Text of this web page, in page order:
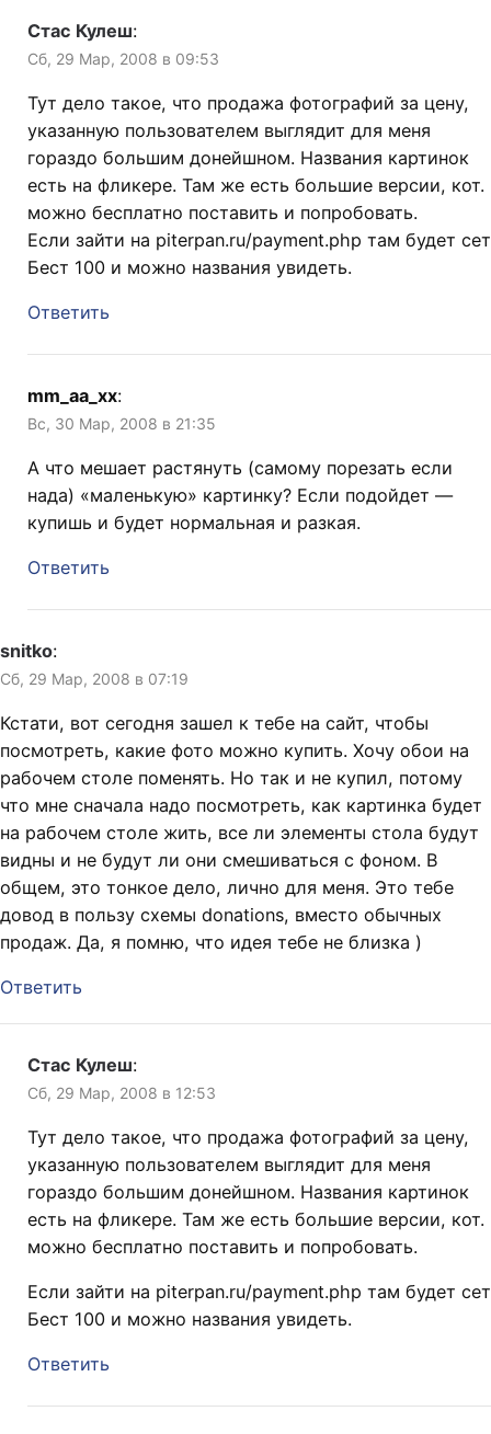
Стас Кулеш:
Сб, 29 Мар, 2008 в 09:53
Тут дело такое, что продажа фотографий за цену,
указанную пользователем выглядит для меня
гораздо большим донейшном. Названия картинок
есть на фликере. Там же есть большие версии, кот.
можно бесплатно поставить и попробовать.
Если зайти на piterpan.ru/payment.php там будет сет
Бест 100 и можно названия увидеть.
Ответить
mm_aa_xx:
Вс, 30 Мар, 2008 в 21:35
А что мешает растянуть (самому порезать если
нада) «маленькую» картинку? Если подойдет —
купишь и будет нормальная и разкая.
Ответить
snitko:
Сб, 29 Мар, 2008 в 07:19
Кстати, вот сегодня зашел к тебе на сайт, чтобы
посмотреть, какие фото можно купить. Хочу обои на
рабочем столе поменять. Но так и не купил, потому
что мне сначала надо посмотреть, как картинка будет
на рабочем столе жить, все ли элементы стола будут
видны и не будут ли они смешиваться с фоном. В
общем, это тонкое дело, лично для меня. Это тебе
довод в пользу схемы donations, вместо обычных
продаж. Да, я помню, что идея тебе не близка )
Ответить
Стас Кулеш:
Сб, 29 Мар, 2008 в 12:53
Тут дело такое, что продажа фотографий за цену,
указанную пользователем выглядит для меня
гораздо большим донейшном. Названия картинок
есть на фликере. Там же есть большие версии, кот.
можно бесплатно поставить и попробовать.
Если зайти на piterpan.ru/payment.php там будет сет
Бест 100 и можно названия увидеть.
Ответить